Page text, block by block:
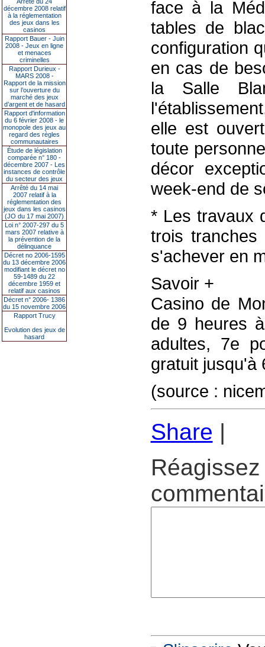
décembre 2008 relatif
à la réglementation
des jeux dans les
casinos
Rapport Bauer - Juin
2008 - Jeux en ligne
et menaces
criminelles
Rapport Durieux -
MARS 2008 -
Rapport de la mission
sur l’ouverture du
marché des jeux
d’argent et de hasard
Rapport d'information
du 6 février 2008 - le
monopole des jeux au
regard des règles
communautaires
Étude de législation
comparée n° 180 -
décembre 2007 - Les
instances de contrôle
du secteur des jeux
Arrêté du 14 mai
2007 relatif à la
réglementation des
jeux dans les casinos
(JO du 17 mai 2007)
Loi n° 2007-297 du 5
mars 2007 relative à
la prévention de la
délinquance
Décret no 2006-1595
du 13 décembre 2006
modifiant le décret no
59-1489 du 22
décembre 1959 et
relatif aux casinos
Décret n° 2006- 1386
du 15 novembre 2006
Rapport Trucy
Evolution des jeux de
hasard
face à la
tables de
configuration
en cas de
la Salle
elle est
toute
décor
week-end de
* Les travaux
trois
s'achever en
Savoir +
Casino de
de 9 heures
adultes, 7e
gratuit jusqu'à
(source :
Share |